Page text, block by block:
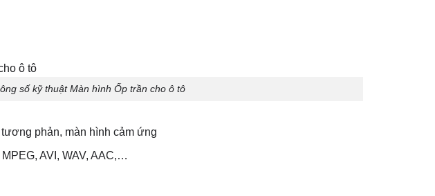
số kỹ thuật Màn hình Ốp trần cho ô tô
phản, màn hình cảm ứng
AVI, WAV, AAC,…